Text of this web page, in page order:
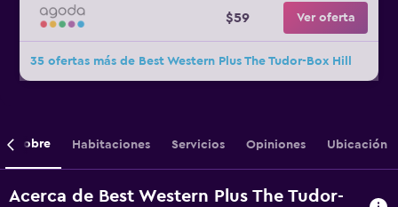
$59 Ver oferta
35 ofertas más de Best Western Plus The Tudor-Box Hill
Sobre Habitaciones Servicios Opiniones Ubicación
Acerca de Best Western Plus The Tudor-